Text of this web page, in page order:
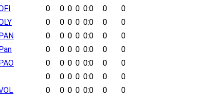
0 0 0 0 0:0 0
0
0 0 0 0 0:0 0
0
0 0 0 0 0:0 0
0
0 0 0 0 0:0 0
0
0 0 0 0 0:0 0
0
0 0 0 0 0:0 0
0
0 0 0 0 0:0 0
0